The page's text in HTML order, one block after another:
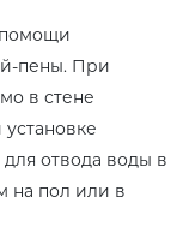
помощи
пены. При
в стене
отвода воды в
на пол или в